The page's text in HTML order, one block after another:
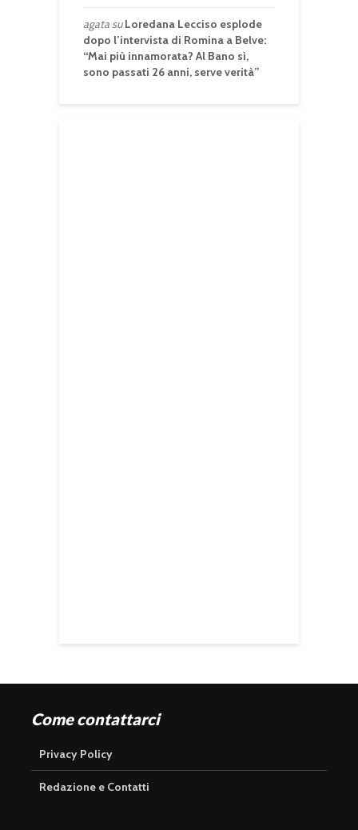
agatasuLoredana Lecciso esplode
dopo l’intervista di Romina a Belve:
“Mai più innamorata? Al Bano sì,
sono passati 26 anni, serve verità”
Come contattarci
Privacy Policy
Redazione e Contatti